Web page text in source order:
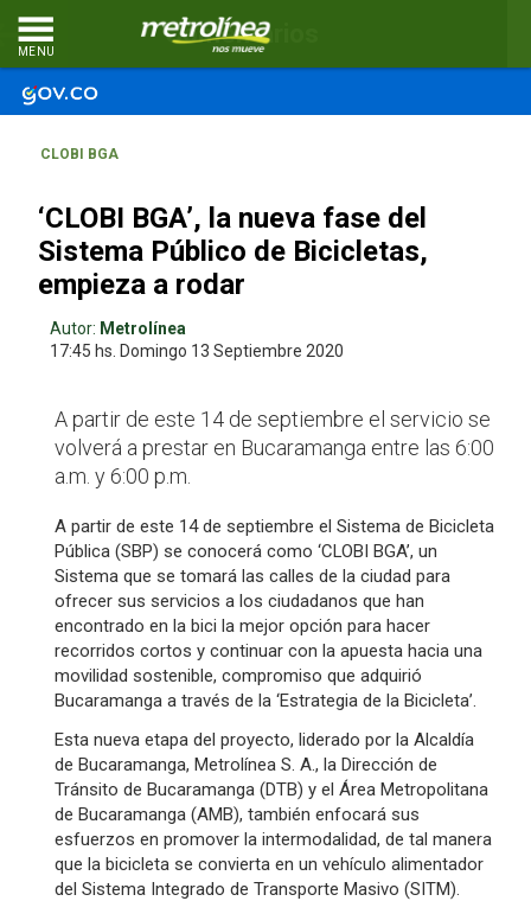
MENU
CLOBI BGA
‘CLOBI BGA’, la nueva fase del
Sistema Público de Bicicletas,
empieza a rodar
Autor: Metrolínea
17:45 hs. Domingo 13 Septiembre 2020
A partir de este 14 de septiembre el servicio se
volverá a prestar en Bucaramanga entre las 6:00
a.m. y 6:00 p.m.
A partir de este 14 de septiembre el Sistema de Bicicleta
Pública (SBP) se conocerá como ‘CLOBI BGA’, un
Sistema que se tomará las calles de la ciudad para
ofrecer sus servicios a los ciudadanos que han
encontrado en la bici la mejor opción para hacer
recorridos cortos y continuar con la apuesta hacia una
movilidad sostenible, compromiso que adquirió
Bucaramanga a través de la ‘Estrategia de la Bicicleta’.
Esta nueva etapa del proyecto, liderado por la Alcaldía
de Bucaramanga, Metrolínea S. A., la Dirección de
Tránsito de Bucaramanga (DTB) y el Área Metropolitana
de Bucaramanga (AMB), también enfocará sus
esfuerzos en promover la intermodalidad, de tal manera
que la bicicleta se convierta en un vehículo alimentador
del Sistema Integrado de Transporte Masivo (SITM).
Comentarios